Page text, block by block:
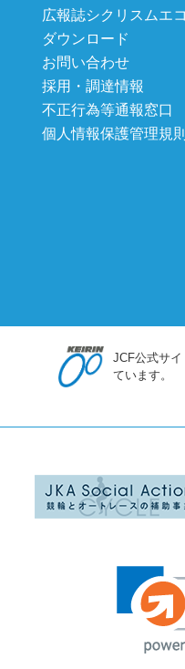
広報誌シクリスムエ
ダウンロード
お問い合わせ
採用・調達情報
不正行為等通報窓口
個人情報保護管理規則
JCF公式サイ
ています。